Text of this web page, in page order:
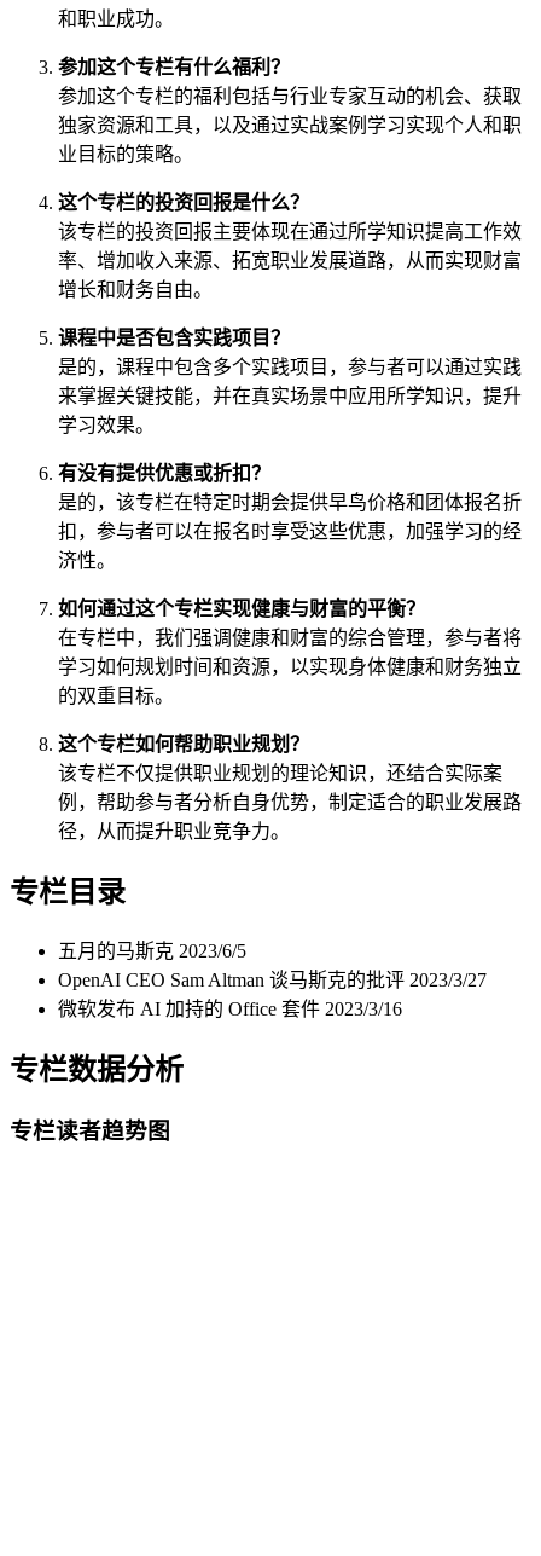
和职业成功。
参加这个专栏有什么福利？
参加这个专栏的福利包括与行业专家互动的机会、获取
独家资源和工具，以及通过实战案例学习实现个人和职
业目标的策略。
这个专栏的投资回报是什么？
该专栏的投资回报主要体现在通过所学知识提高工作效
率、增加收入来源、拓宽职业发展道路，从而实现财富
增长和财务自由。
课程中是否包含实践项目？
是的，课程中包含多个实践项目，参与者可以通过实践
来掌握关键技能，并在真实场景中应用所学知识，提升
学习效果。
有没有提供优惠或折扣？
是的，该专栏在特定时期会提供早鸟价格和团体报名折
扣，参与者可以在报名时享受这些优惠，加强学习的经
济性。
如何通过这个专栏实现健康与财富的平衡？
在专栏中，我们强调健康和财富的综合管理，参与者将
学习如何规划时间和资源，以实现身体健康和财务独立
的双重目标。
这个专栏如何帮助职业规划？
该专栏不仅提供职业规划的理论知识，还结合实际案
例，帮助参与者分析自身优势，制定适合的职业发展路
径，从而提升职业竞争力。
专栏目录
五月的马斯克 2023/6/5
OpenAI CEO Sam Altman 谈马斯克的批评 2023/3/27
微软发布 AI 加持的 Office 套件 2023/3/16
专栏数据分析
专栏读者趋势图